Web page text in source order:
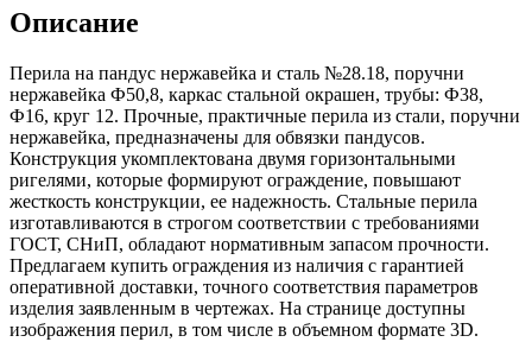
Описание
Перила на пандус нержавейка и сталь №28.18, поручни
нержавейка Ф50,8, каркас стальной окрашен, трубы: Ф38,
Ф16, круг 12. Прочные, практичные перила из стали, поручни
нержавейка, предназначены для обвязки пандусов.
Конструкция укомплектована двумя горизонтальными
ригелями, которые формируют ограждение, повышают
жесткость конструкции, ее надежность. Стальные перила
изготавливаются в строгом соответствии с требованиями
ГОСТ, СНиП, обладают нормативным запасом прочности.
Предлагаем купить ограждения из наличия с гарантией
оперативной доставки, точного соответствия параметров
изделия заявленным в чертежах. На странице доступны
изображения перил, в том числе в объемном формате 3D.